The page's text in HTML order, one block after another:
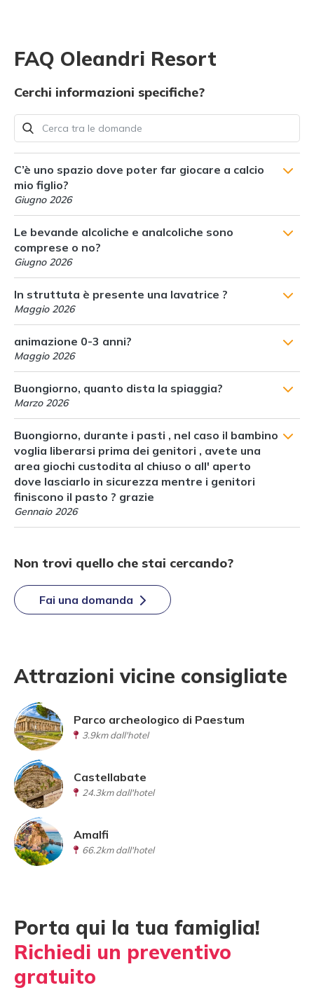
FAQ Oleandri Resort
Cerchi informazioni specifiche?
C’è uno spazio dove poter far giocare a calcio
mio figlio?
Giugno 2026
Le bevande alcoliche e analcoliche sono
comprese o no?
Giugno 2026
In struttuta è presente una lavatrice ?
Maggio 2026
animazione 0-3 anni?
Maggio 2026
Buongiorno, quanto dista la spiaggia?
Marzo 2026
Buongiorno, durante i pasti , nel caso il bambino
voglia liberarsi prima dei genitori , avete una
area giochi custodita al chiuso o all' aperto
dove lasciarlo in sicurezza mentre i genitori
finiscono il pasto ? grazie
Gennaio 2026
Non trovi quello che stai cercando?
Fai una domanda
Attrazioni vicine consigliate
Parco archeologico di Paestum
3.9km dall'hotel
Castellabate
24.3km dall'hotel
Amalfi
66.2km dall'hotel
Porta qui la tua famiglia!
Richiedi un preventivo
gratuito